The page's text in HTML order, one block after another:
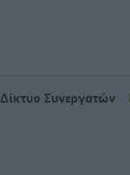
Δίκτυο Συνεργατών